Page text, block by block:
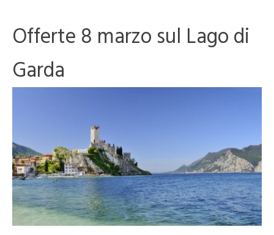
Offerte 8 marzo sul Lago di
Garda